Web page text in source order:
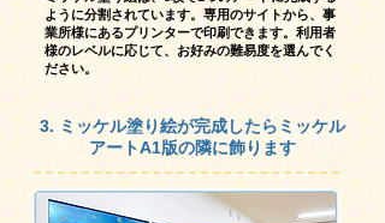
ように分割されています。専用のサイトから、事
業所様にあるプリンターで印刷できます。利用者
様のレベルに応じて、お好みの難易度を選んでく
ださい。
3. ミッケル塗り絵が完成したらミッケル
アートA1版の隣に飾ります